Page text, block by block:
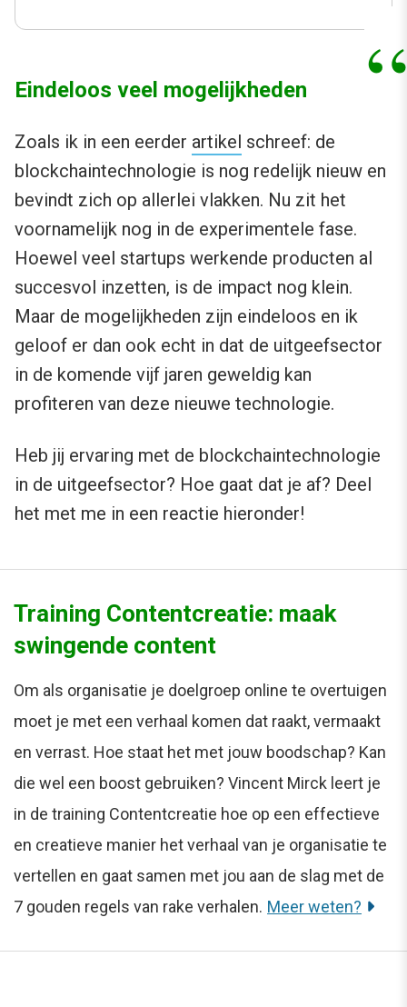
Eindeloos veel mogelijkheden
Zoals ik in een eerder artikel schreef: de
blockchaintechnologie is nog redelijk nieuw en
bevindt zich op allerlei vlakken. Nu zit het
voornamelijk nog in de experimentele fase.
Hoewel veel startups werkende producten al
succesvol inzetten, is de impact nog klein.
Maar de mogelijkheden zijn eindeloos en ik
geloof er dan ook echt in dat de uitgeefsector
in de komende vijf jaren geweldig kan
profiteren van deze nieuwe technologie.
Heb jij ervaring met de blockchaintechnologie
in de uitgeefsector? Hoe gaat dat je af? Deel
het met me in een reactie hieronder!
Training Contentcreatie: maak
swingende content
Om als organisatie je doelgroep online te overtuigen
moet je met een verhaal komen dat raakt, vermaakt
en verrast. Hoe staat het met jouw boodschap? Kan
die wel een boost gebruiken? Vincent Mirck leert je
in de training Contentcreatie hoe op een effectieve
en creatieve manier het verhaal van je organisatie te
vertellen en gaat samen met jou aan de slag met de
7 gouden regels van rake verhalen. Meer weten?